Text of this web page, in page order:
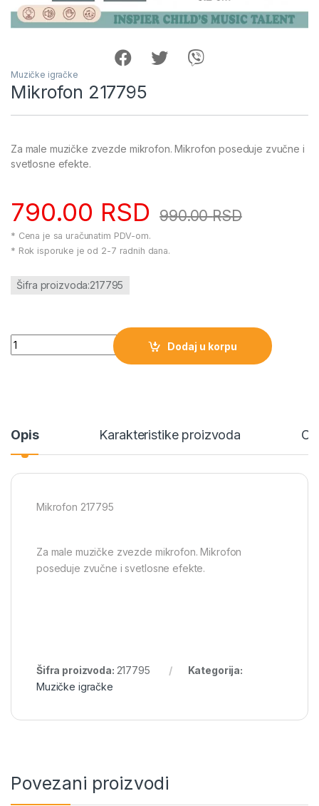
Muzičke igračke
Mikrofon 217795
Za male muzičke zvezde mikrofon. Mikrofon poseduje zvučne i
svetlosne efekte.
790.00 RSD 990.00RSD
* Cena je sa uračunatim PDV-om.
* Rok isporuke je od 2-7 radnih dana.
Šifra proizvoda:217795
Mikrofon 217795 količina
Dodaj u korpu
Opis Karakteristike proizvoda
Mikrofon 217795
Za male muzičke zvezde mikrofon. Mikrofon
poseduje zvučne i svetlosne efekte.
Šifra proizvoda: 217795
Kategorija:
Muzičke igračke
Povezani proizvodi